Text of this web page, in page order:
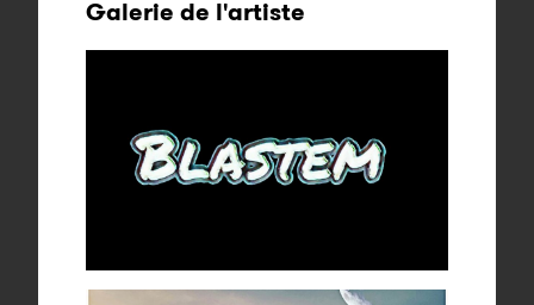
Galerie de l'artiste